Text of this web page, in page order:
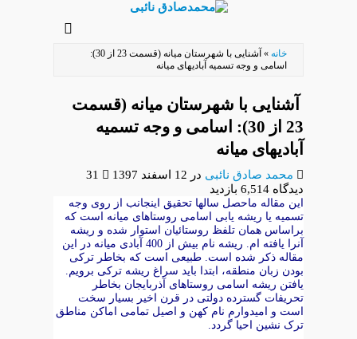
محتوای
اصلی
خانه »
آشنایی با شهرستان میانه (قسمت 23 از 30):
اسامی و وجه تسمیه آبادیهای میانه
آشنایی با شهرستان میانه (قسمت
23 از 30): اسامی و وجه تسمیه
آبادیهای میانه
محمد صادق نائبی در 12 اسفند 1397
31
دیدگاه6,514 بازدید
این مقاله ماحصل سالها تحقیق اینجانب از روی وجه
تسمیه یا ریشه یابی اسامی روستاهای میانه است که
براساس همان تلفظ روستائیان استوار شده و ریشه
آنرا یافته ام. ریشه نام بیش از 400 آبادی میانه در این
مقاله ذکر شده است. طبیعی است که بخاطر ترکی
بودن زبان منطقه، ابتدا باید سراغ ریشه ترکی برویم.
یافتن ریشه اسامی روستاهای آذربایجان بخاطر
تحریفات گسترده دولتی در قرن اخیر بسیار سخت
است و امیدوارم نام کهن و اصیل تمامی اماکن مناطق
ترک نشین احیا گردد.